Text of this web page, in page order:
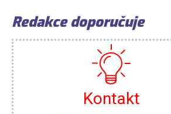
Redakce doporučuje
Kontakt